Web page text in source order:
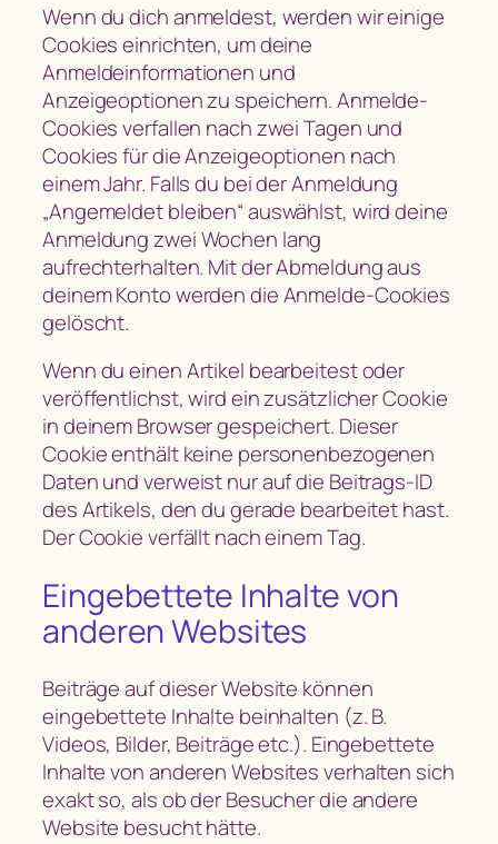
Wenn du dich anmeldest, werden wir einige
Cookies einrichten, um deine
Anmeldeinformationen und
Anzeigeoptionen zu speichern. Anmelde-
Cookies verfallen nach zwei Tagen und
Cookies für die Anzeigeoptionen nach
einem Jahr. Falls du bei der Anmeldung
„Angemeldet bleiben“ auswählst, wird deine
Anmeldung zwei Wochen lang
aufrechterhalten. Mit der Abmeldung aus
deinem Konto werden die Anmelde-Cookies
gelöscht.
Wenn du einen Artikel bearbeitest oder
veröffentlichst, wird ein zusätzlicher Cookie
in deinem Browser gespeichert. Dieser
Cookie enthält keine personenbezogenen
Daten und verweist nur auf die Beitrags-ID
des Artikels, den du gerade bearbeitet hast.
Der Cookie verfällt nach einem Tag.
Eingebettete Inhalte von
anderen Websites
Beiträge auf dieser Website können
eingebettete Inhalte beinhalten (z. B.
Videos, Bilder, Beiträge etc.). Eingebettete
Inhalte von anderen Websites verhalten sich
exakt so, als ob der Besucher die andere
Website besucht hätte.